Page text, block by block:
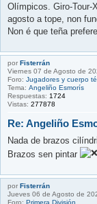
Olímpicos. Giro-Tour-
agosto a tope, non
Non é que teña
por Fisterrán
Viernes 07 de Agosto de
Foro: Jugadores y cuerpo
Tema: Angeliño Esmorís
Respuestas: 1724
Vistas: 277878
Re: Angeliño
Nada de brazos
Brazos sen pintar
por Fisterrán
Jueves 06 de Agosto de
Foro: Primera División